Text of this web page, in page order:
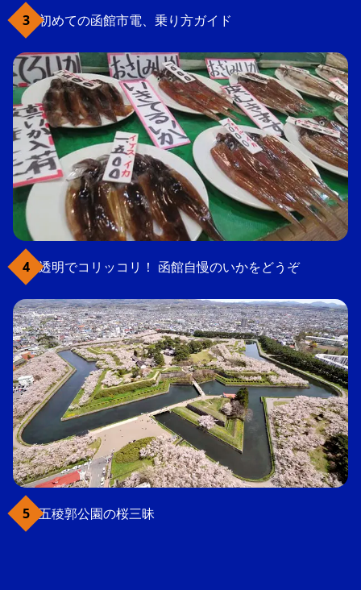
初めての函館市電、乗り方ガイド
透明でコリッコリ！ 函館自慢のいかをどうぞ
五稜郭公園の桜三昧